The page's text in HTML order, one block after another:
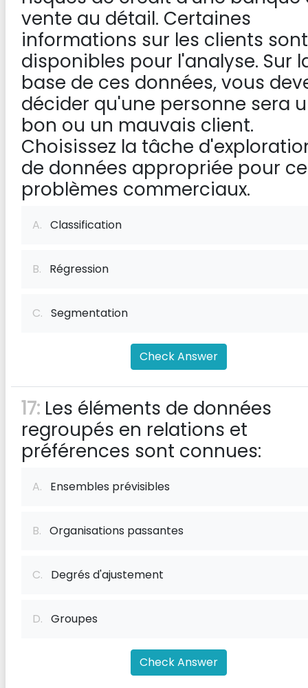
vente au détail. Certaines
informations sur les clients sont
disponibles pour l'analyse. Sur
base de ces données, vous
décider qu'une personne sera
bon ou un mauvais client.
Choisissez la tâche
de données appropriée pour
problèmes commerciaux.
A. Classification
B. Régression
C. Segmentation
Check Answer
17: Les éléments de données
regroupés en relations et
préférences sont connues:
A. Ensembles prévisibles
B. Organisations passantes
C. Degrés d'ajustement
D. Groupes
Check Answer